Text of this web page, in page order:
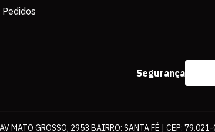
Segurança
GROSSO, 2953 BAIRRO: SANTA FÉ | CEP: